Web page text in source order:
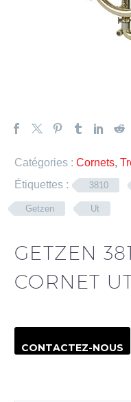
Catégories : Cornets,
Étiquettes :
3810
Getzen Ut
GETZEN
CORNET
CONTACTEZ-NOUS